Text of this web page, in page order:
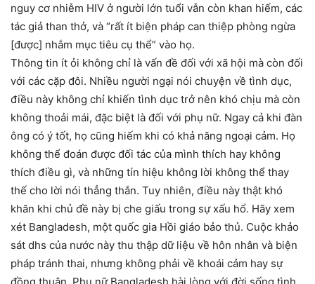
nguy cơ nhiễm HIV ở người lớn tuổi vẫn còn khan hiếm, các
tác giả than thở, và “rất ít biện pháp can thiệp phòng ngừa
[được] nhắm mục tiêu cụ thể” vào họ.
Thông tin ít ỏi không chỉ là vấn đề đối với xã hội mà còn đối
với các cặp đôi. Nhiều người ngại nói chuyện về tình dục,
điều này không chỉ khiến tình dục trở nên khó chịu mà còn
không thoải mái, đặc biệt là đối với phụ nữ. Ngay cả khi đàn
ông có ý tốt, họ cũng hiếm khi có khả năng ngoại cảm. Họ
không thể đoán được đối tác của mình thích hay không
thích điều gì, và những tín hiệu không lời không thể thay
thế cho lời nói thẳng thắn. Tuy nhiên, điều này thật khó
khăn khi chủ đề này bị che giấu trong sự xấu hổ. Hãy xem
xét Bangladesh, một quốc gia Hồi giáo bảo thủ. Cuộc khảo
sát dhs của nước này thu thập dữ liệu về hôn nhân và biện
pháp tránh thai, nhưng không phải về khoái cảm hay sự
đồng thuận. Phụ nữ Bangladesh hài lòng với đời sống tình